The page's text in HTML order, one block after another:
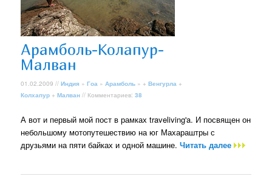
Арамболь-Колапур-
Малван
01.02.2009 //Индия »Гоа »Арамболь » +Венгурла +
Колхапур +Малван // Комментариев:38
А вот и первый мой пост в рамках traveliving'a. И посвящен он
небольшому мотопутешествию на юг Махараштры с
друзьями на пяти байках и одной машине.Читать далее